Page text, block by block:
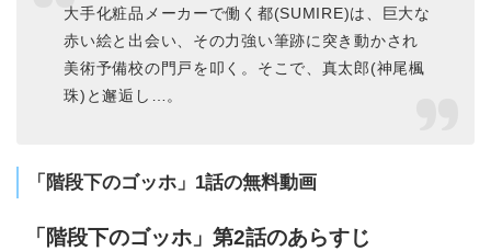
大手化粧品メーカーで働く都(SUMIRE)は、巨大な
赤い絵と出会い、その力強い筆跡に突き動かされ
美術予備校の門戸を叩く。そこで、真太郎(神尾楓
珠)と邂逅し…。
「階段下のゴッホ」1話の無料動画
「階段下のゴッホ」第2話のあらすじ